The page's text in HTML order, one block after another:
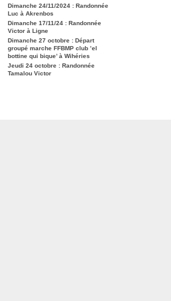
Dimanche 24/11/2024 : Randonnée
Luc à Akrenbos
Dimanche 17/11/24 : Randonnée
Victor à Ligne
Dimanche 27 octobre : Départ
groupé marche FFBMP club ’el
bottine qui bique’ à Wihéries
Jeudi 24 octobre : Randonnée
Tamalou Victor